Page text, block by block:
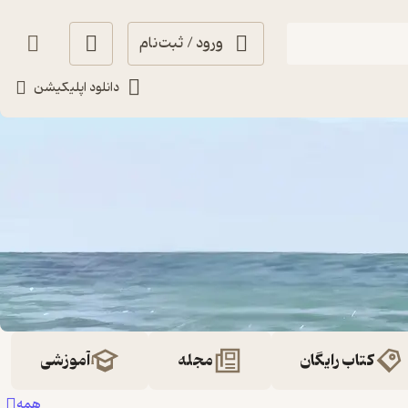
ورود / ثبت‌نام
دانلود اپلیکیشن
کتاب رایگان مجله آموزشی